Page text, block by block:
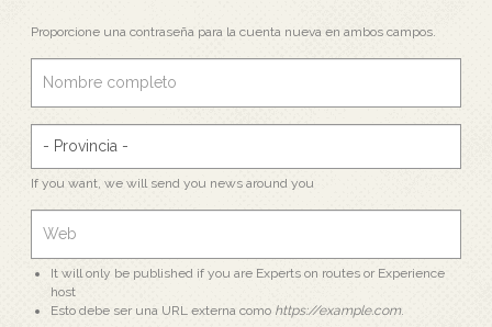
Proporcione una contraseña para la cuenta nueva en ambos campos.
If you want, we will send you news around you
It will only be published if you are Experts on routes or Experience
host
Esto debe ser una URL externa como https://example.com.